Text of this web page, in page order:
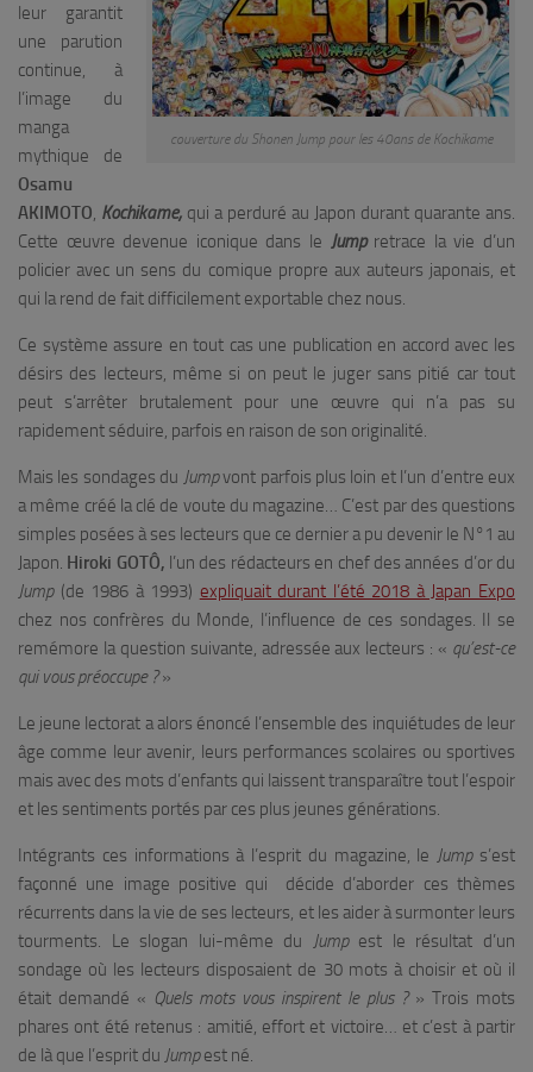
couverture du Shonen Jump pour les 40ans de Kochikame
leur garantit
une parution
continue, à
l’image du
manga
mythique de
Osamu
AKIMOTO, Kochikame, qui a perduré au Japon durant quarante ans.
Cette œuvre devenue iconique dans le Jumpretrace la vie d’un
policier avec un sens du comique propre aux auteurs japonais, et
qui la rend de fait difficilement exportable chez nous.
Ce système assure en tout cas une publication en accord avec les
désirs des lecteurs, même si on peut le juger sans pitié car tout
peut s’arrêter brutalement pour une œuvre qui n’a pas su
rapidement séduire, parfois en raison de son originalité.
Mais les sondages du Jumpvont parfois plus loin et l’un d’entre eux
a même créé la clé de voute du magazine… C’est par des questions
simples posées à ses lecteurs que ce dernier a pu devenir le N°1 au
Japon. Hiroki GOTÔ, l’un des rédacteurs en chef des années d’or du
Jump(de 1986 à 1993) expliquait durant l’été 2018 à Japan Expo
chez nos confrères du Monde, l’influence de ces sondages. Il se
remémore la question suivante, adressée aux lecteurs : « qu’est-ce
qui vous préoccupe ?»
Le jeune lectorat a alors énoncé l’ensemble des inquiétudes de leur
âge comme leur avenir, leurs performances scolaires ou sportives
mais avec des mots d’enfants qui laissent transparaître tout l’espoir
et les sentiments portés par ces plus jeunes générations.
Intégrants ces informations à l’esprit du magazine, le Jumps’est
façonné une image positive qui décide d’aborder ces thèmes
récurrents dans la vie de ses lecteurs, et les aider à surmonter leurs
tourments. Le slogan lui-même du Jump est le résultat d’un
sondage où les lecteurs disposaient de 30 mots à choisir et où il
était demandé « Quels mots vous inspirent le plus ?» Trois mots
phares ont été retenus : amitié, effort et victoire… et c’est à partir
de là que l’esprit du Jumpest né.